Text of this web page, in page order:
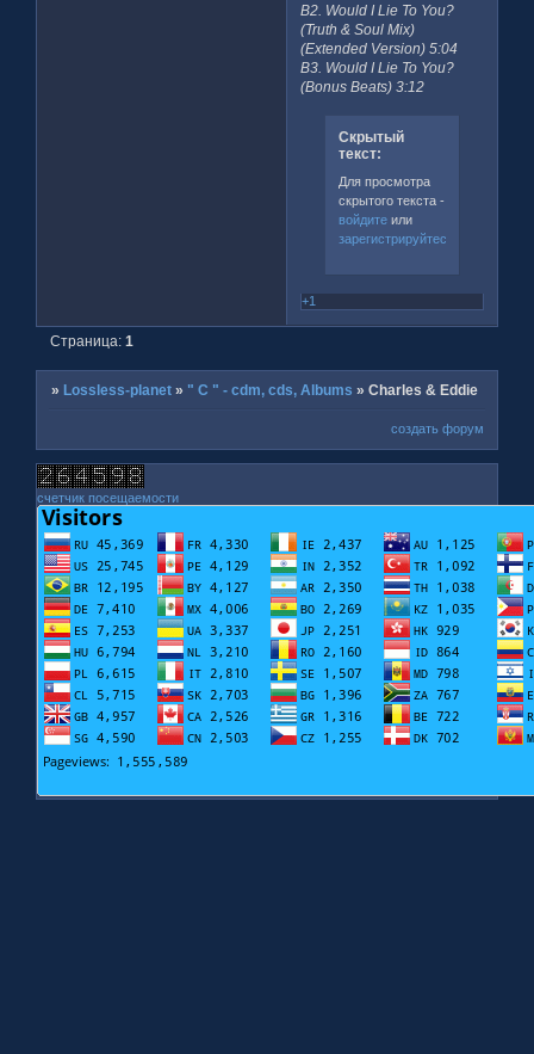
B2. Would I Lie To You?
(Truth & Soul Mix)
(Extended Version) 5:04
B3. Would I Lie To You?
(Bonus Beats) 3:12
Скрытый
текст:
Для просмотра
скрытого текста -
войдитеили
зарегистрируйтесь
+1
Страница:1
» Lossless-planet » " C " - cdm, cds, Albums »Charles & Eddie
создать форум
счетчик посещаемости